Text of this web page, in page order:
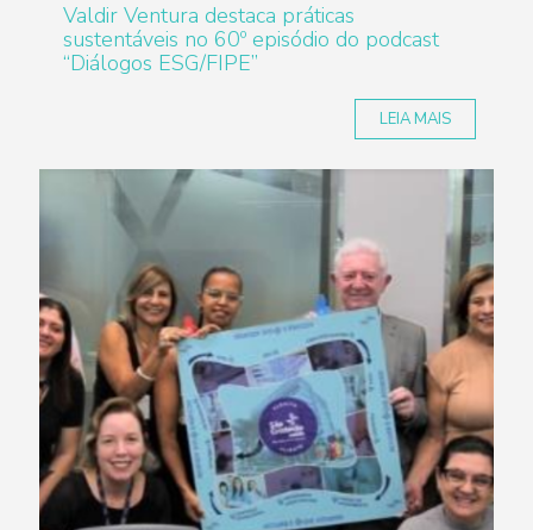
Valdir Ventura destaca práticas
sustentáveis no 60º episódio do podcast
“Diálogos ESG/FIPE”
LEIA MAIS